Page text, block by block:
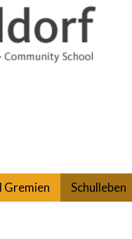
Gremien Schulleben